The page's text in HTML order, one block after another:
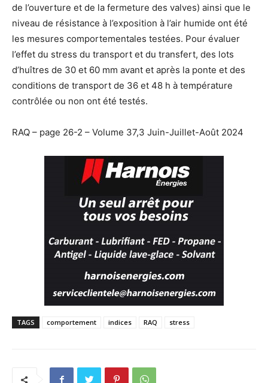
de l’ouverture et de la fermeture des valves) ainsi que le
niveau de résistance à l’exposition à l’air humide ont été
les mesures comportementales testées. Pour évaluer
l’effet du stress du transport et du transfert, des lots
d’huîtres de 30 et 60 mm avant et après la ponte et des
conditions de transport de 36 et 48 h à température
contrôlée ou non ont été testés.
RAQ – page 26-2 – Volume 37,3 Juin-Juillet-Août 2024
TAGS comportement indices RAQ stress